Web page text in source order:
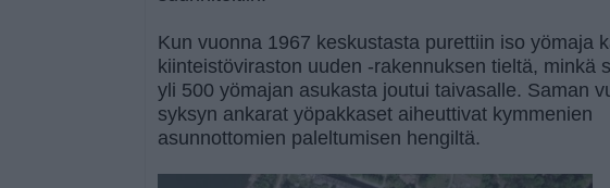
Kun vuonna 1967 keskustasta purettiin iso yömaja
kiinteistöviraston uuden -rakennuksen tieltä, minkä
yli 500 yömajan asukasta joutui taivasalle. Saman
syksyn ankarat yöpakkaset aiheuttivat kymmenien
asunnottomien paleltumisen hengiltä.